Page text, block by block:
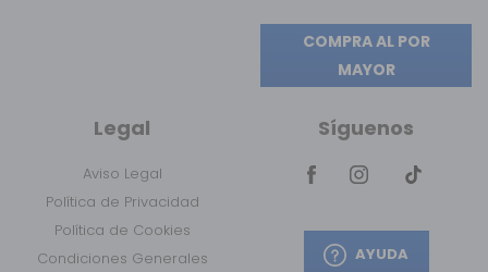
COMPRA AL POR
MAYOR
Legal
Aviso Legal
Política de Privacidad
Política de Cookies
Condiciones Generales
Síguenos
AYUDA